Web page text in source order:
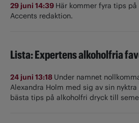
29 juni 14:39 Här kommer fyra tips
Accents redaktion.
Lista: Expertens alkoholfria
24 juni 13:18 Under namnet
Alexandra Holm med sig av sin
bästa tips på alkoholfri dryck till